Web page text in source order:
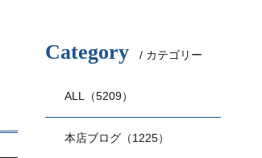
Category / カテゴリー
ALL（5209）
本店ブログ（1225）